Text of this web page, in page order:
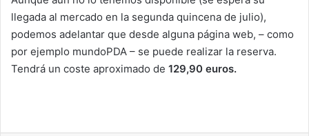
llegada al mercado en la segunda quincena de julio),
podemos adelantar que desde alguna página web, – como
por ejemplo mundoPDA – se puede realizar la reserva.
Tendrá un coste aproximado de 129,90 euros.